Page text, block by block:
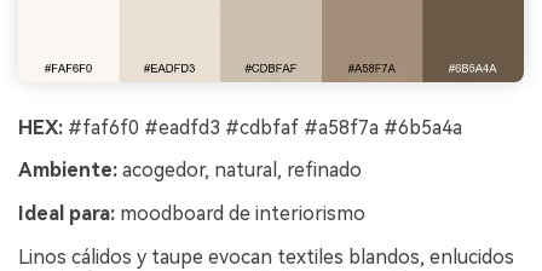
HEX: #faf6f0 #eadfd3 #cdbfaf #a58f7a #6b5a4a
Ambiente: acogedor, natural, refinado
Ideal para: moodboard de interiorismo
Linos cálidos y taupe evocan textiles blandos, enlucidos